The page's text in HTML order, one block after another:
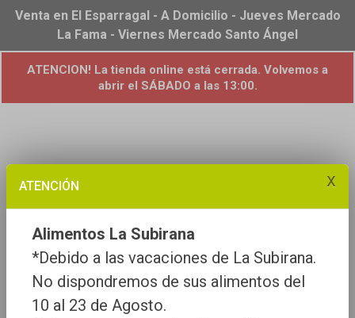
ATENCIÓN x
Alimentos La Subirana
*Debido a las vacaciones de La Subirana.
No dispondremos de sus alimentos del
10 al 23 de Agosto.
Venta en El Esparragal - A Domicilio - Jueves Mercado
La Fama - Viernes Mercado Santo Ángel
ATENCION! La tienda online está cerrada. Volvemos a
abrir el SÁBADO a las 13:00.